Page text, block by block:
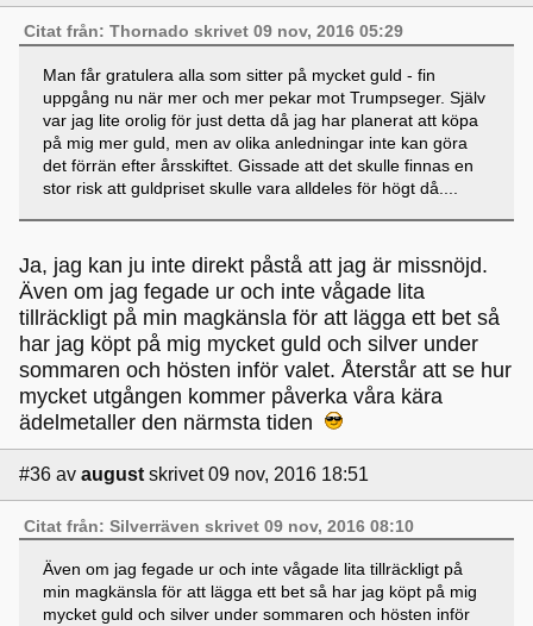
Citat från: Thornado skrivet 09 nov, 2016 05:29
Man får gratulera alla som sitter på mycket guld - fin
uppgång nu när mer och mer pekar mot Trumpseger. Själv
var jag lite orolig för just detta då jag har planerat att köpa
på mig mer guld, men av olika anledningar inte kan göra
det förrän efter årsskiftet. Gissade att det skulle finnas en
stor risk att guldpriset skulle vara alldeles för högt då....
Ja, jag kan ju inte direkt påstå att jag är missnöjd.
Även om jag fegade ur och inte vågade lita
tillräckligt på min magkänsla för att lägga ett bet så
har jag köpt på mig mycket guld och silver under
sommaren och hösten inför valet. Återstår att se hur
mycket utgången kommer påverka våra kära
ädelmetaller den närmsta tiden
#36 av august skrivet 09 nov, 2016 18:51
Citat från: Silverräven skrivet 09 nov, 2016 08:10
Även om jag fegade ur och inte vågade lita tillräckligt på
min magkänsla för att lägga ett bet så har jag köpt på mig
mycket guld och silver under sommaren och hösten inför